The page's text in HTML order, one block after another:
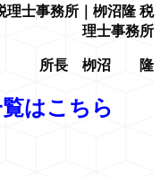
士事務所｜栁沼隆 税
理士事務所
所長 栁沼 隆
覧はこちら